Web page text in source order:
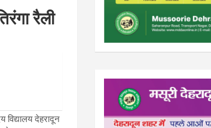
रैली
विद्यालय देहरादून